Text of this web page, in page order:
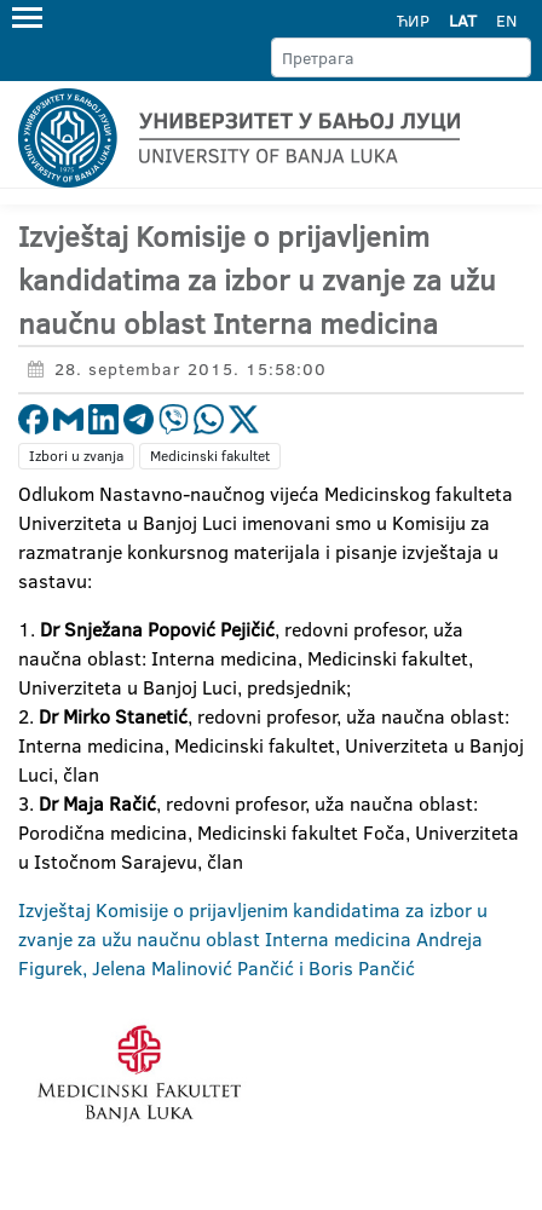
ЋИР LAT EN
Izvještaj Komisije o prijavljenim
kandidatima za izbor u zvanje za užu
naučnu oblast Interna medicina
28. septembar 2015. 15:58:00
Izbori u zvanja Medicinski fakultet
Odlukom Nastavno-naučnog vijeća Medicinskog fakulteta
Univerziteta u Banjoj Luci imenovani smo u Komisiju za
razmatranje konkursnog materijala i pisanje izvještaja u
sastavu:
1. Dr Snježana Popović Pejičić, redovni profesor, uža
naučna oblast: Interna medicina, Medicinski fakultet,
Univerziteta u Banjoj Luci, predsjednik;
2. Dr Mirko Stanetić, redovni profesor, uža naučna oblast:
Interna medicina, Medicinski fakultet, Univerziteta u Banjoj
Luci, član
3. Dr Maja Račić, redovni profesor, uža naučna oblast:
Porodična medicina, Medicinski fakultet Foča, Univerziteta
u Istočnom Sarajevu, član
Izvještaj Komisije o prijavljenim kandidatima za izbor u
zvanje za užu naučnu oblast Interna medicina Andreja
Figurek, Jelena Malinović Pančić i Boris Pančić